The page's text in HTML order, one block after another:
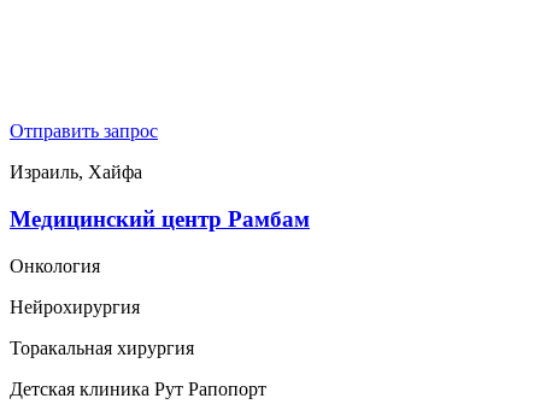
Отправить запрос
Израиль, Хайфа
Медицинский центр Рамбам
Онкология
Нейрохирургия
Торакальная хирургия
Детская клиника Рут Рапопорт